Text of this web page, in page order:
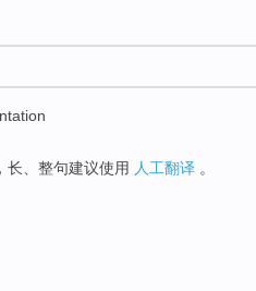
长、整句建议使用 人工翻译 。